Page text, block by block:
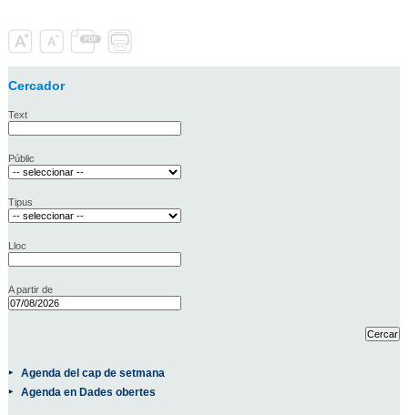
Cercador
Text
Públic
Tipus
Lloc
A partir de
Agenda del cap de setmana
Agenda en Dades obertes